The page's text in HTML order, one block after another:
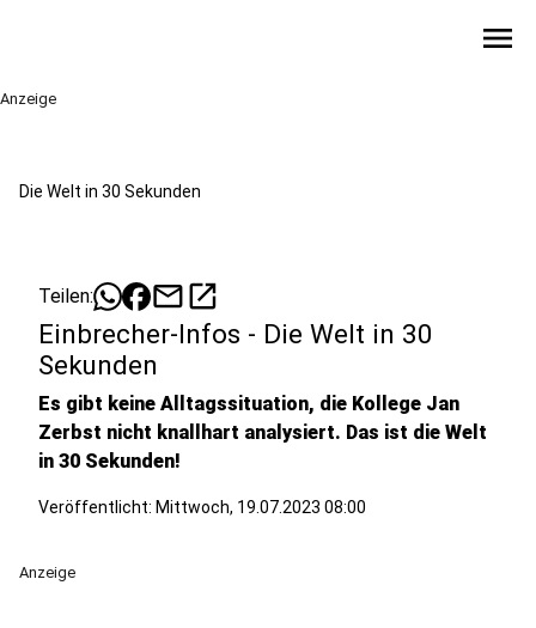
menu
Anzeige
Die Welt in 30 Sekunden
Teilen: mailopen_in_new
Einbrecher-Infos - Die Welt in 30
Sekunden
Es gibt keine Alltagssituation, die Kollege Jan
Zerbst nicht knallhart analysiert. Das ist die Welt
in 30 Sekunden!
Veröffentlicht: Mittwoch, 19.07.2023 08:00
Anzeige